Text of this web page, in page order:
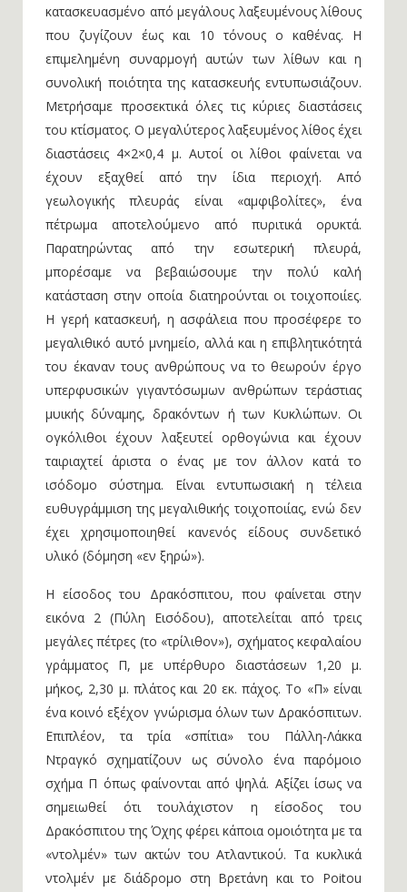
κατασκευασμένο από μεγάλους λαξευμένους λίθους
που ζυγίζουν έως και 10 τόνους ο καθένας. Η
επιμελημένη συναρμογή αυτών των λίθων και η
συνολική ποιότητα της κατασκευής εντυπωσιάζουν.
Μετρήσαμε προσεκτικά όλες τις κύριες διαστάσεις
του κτίσματος. Ο μεγαλύτερος λαξευμένος λίθος έχει
διαστάσεις 4×2×0,4 μ. Αυτοί οι λίθοι φαίνεται να
έχουν εξαχθεί από την ίδια περιοχή. Από
γεωλογικής πλευράς είναι «αμφιβολίτες», ένα
πέτρωμα αποτελούμενο από πυριτικά ορυκτά.
Παρατηρώντας από την εσωτερική πλευρά,
μπορέσαμε να βεβαιώσουμε την πολύ καλή
κατάσταση στην οποία διατηρούνται οι τοιχοποιίες.
Η γερή κατασκευή, η ασφάλεια που προσέφερε το
μεγαλιθικό αυτό μνημείο, αλλά και η επιβλητικότητά
του έκαναν τους ανθρώπους να το θεωρούν έργο
υπερφυσικών γιγαντόσωμων ανθρώπων τεράστιας
μυικής δύναμης, δρακόντων ή των Κυκλώπων. Οι
ογκόλιθοι έχουν λαξευτεί ορθογώνια και έχουν
ταιριαχτεί άριστα ο ένας με τον άλλον κατά το
ισόδομο σύστημα. Είναι εντυπωσιακή η τέλεια
ευθυγράμμιση της μεγαλιθικής τοιχοποιίας, ενώ δεν
έχει χρησιμοποιηθεί κανενός είδους συνδετικό
υλικό (δόμηση «εν ξηρώ»).
Η είσοδος του Δρακόσπιτου, που φαίνεται στην
εικόνα 2 (Πύλη Εισόδου), αποτελείται από τρεις
μεγάλες πέτρες (το «τρίλιθον»), σχήματος κεφαλαίου
γράμματος Π, με υπέρθυρο διαστάσεων 1,20 μ.
μήκος, 2,30 μ. πλάτος και 20 εκ. πάχος. Το «Π» είναι
ένα κοινό εξέχον γνώρισμα όλων των Δρακόσπιτων.
Επιπλέον, τα τρία «σπίτια» του Πάλλη-Λάκκα
Ντραγκό σχηματίζουν ως σύνολο ένα παρόμοιο
σχήμα Π όπως φαίνονται από ψηλά. Αξίζει ίσως να
σημειωθεί ότι τουλάχιστον η είσοδος του
Δρακόσπιτου της Όχης φέρει κάποια ομοιότητα με τα
«ντολμέν» των ακτών του Ατλαντικού. Τα κυκλικά
ντολμέν με διάδρομο στη Βρετάνη και το Poitou